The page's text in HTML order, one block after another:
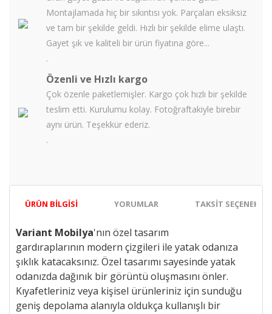
Montajlamada hiç bir sıkıntısı yok. Parçaları eksiksiz
ve tam bir şekilde geldi. Hızlı bir şekilde elime ulaştı.
Gayet şık ve kaliteli bir ürün fiyatına göre...
.
Özenli ve Hızlı kargo
Çok özenle paketlemişler. Kargo çok hızlı bir şekilde
teslim etti. Kurulumu kolay. Fotoğraftakiyle birebir
aynı ürün. Teşekkür ederiz.
.
ÜRÜN BILGISI YORUMLAR TAKSIT
Variant Mobilya'nın özel tasarım
gardıraplarının modern çizgileri ile yatak odanıza
şıklık katacaksınız. Özel tasarımı sayesinde yatak
odanızda dağınık bir görüntü oluşmasını önler.
Kıyafetleriniz veya kişisel ürünleriniz için sunduğu
geniş depolama alanıyla oldukça kullanışlı bir